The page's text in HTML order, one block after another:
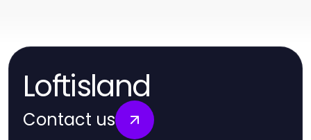
Loftisland
Contact us